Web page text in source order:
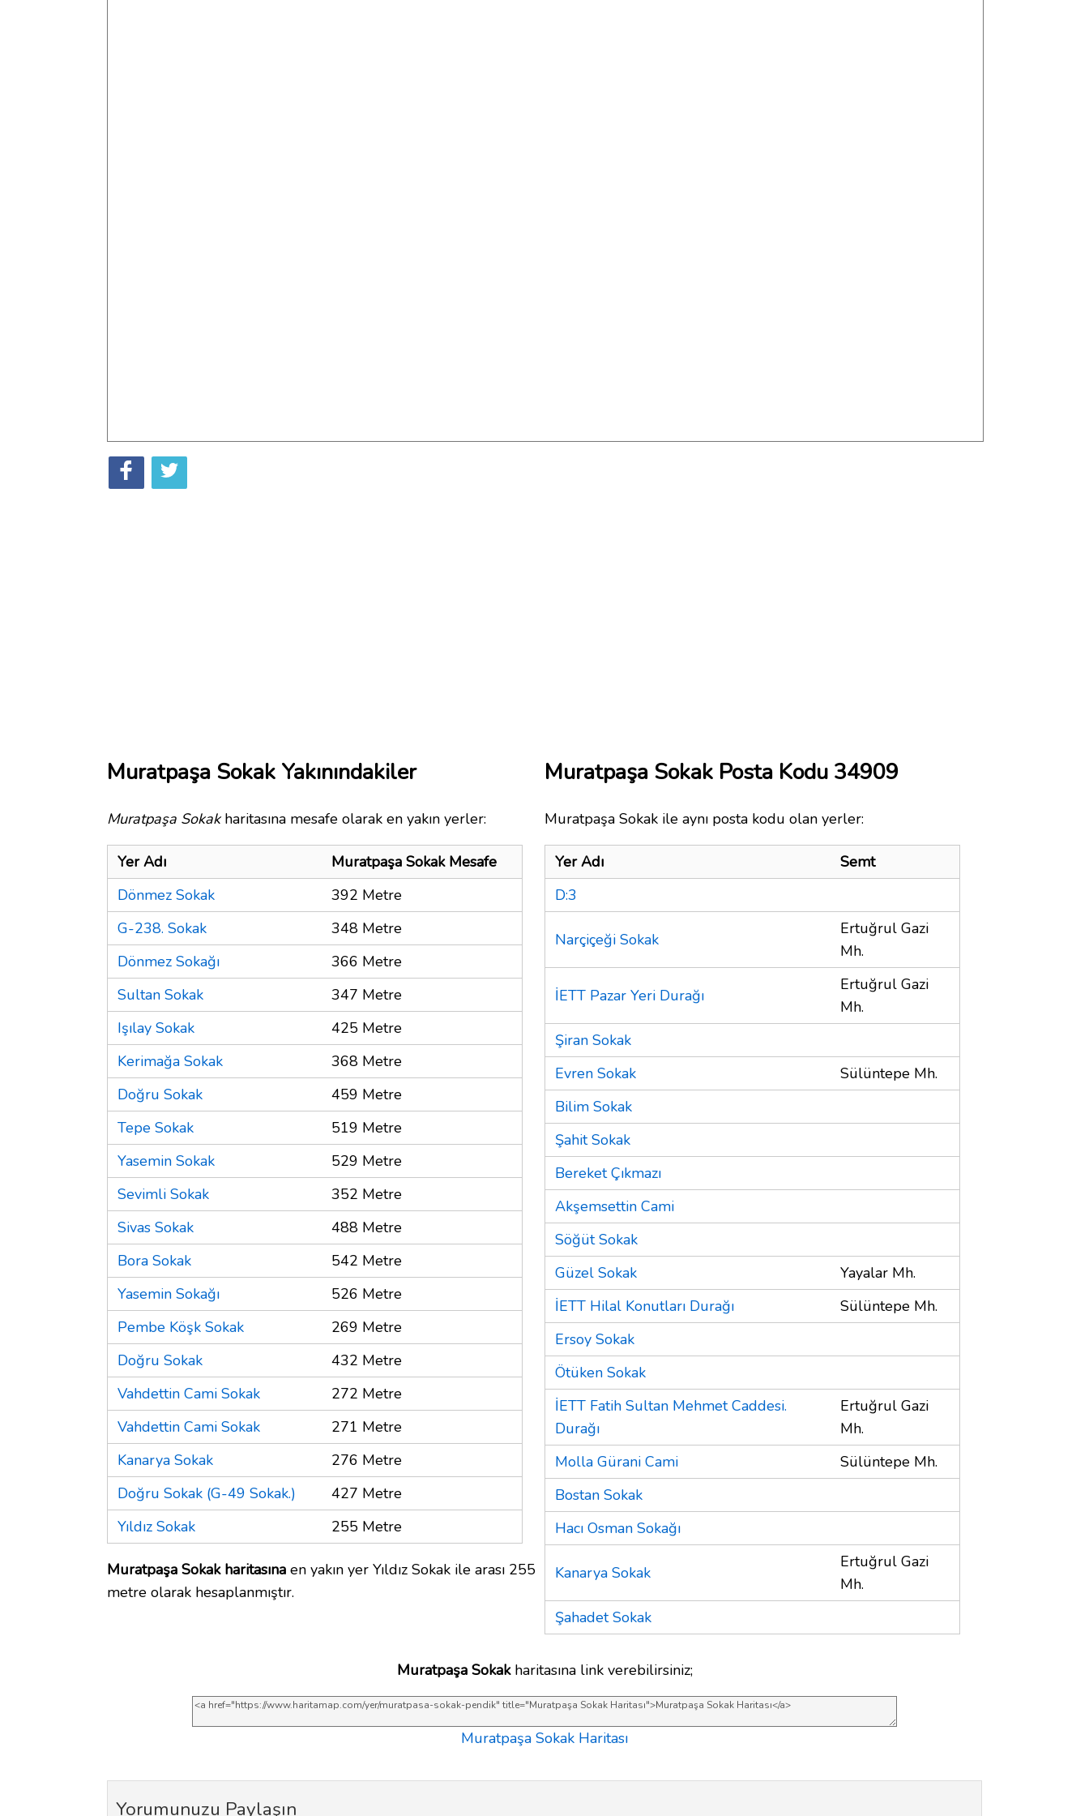
Muratpaşa Sokak Yakınındakiler
Muratpaşa Sokakharitasına mesafe olarak en yakın yerler:
Yer Adı
Muratpaşa Sokak Mesafe
Dönmez Sokak
392 Metre
G-238. Sokak
348 Metre
Dönmez Sokağı
366 Metre
Sultan Sokak
347 Metre
Işılay Sokak
425 Metre
Kerimağa Sokak
368 Metre
Doğru Sokak
459 Metre
Tepe Sokak
519 Metre
Yasemin Sokak
529 Metre
Sevimli Sokak
352 Metre
Sivas Sokak
488 Metre
Bora Sokak
542 Metre
Yasemin Sokağı
526 Metre
Pembe Köşk Sokak
269 Metre
Doğru Sokak
432 Metre
Vahdettin Cami Sokak
272 Metre
Vahdettin Cami Sokak
271 Metre
Kanarya Sokak
276 Metre
Doğru Sokak (G-49 Sokak.)
427 Metre
Yıldız Sokak
255 Metre
Muratpaşa Sokak haritasına en yakın yer Yıldız Sokak ile arası 255
metre olarak hesaplanmıştır.
Muratpaşa Sokak Posta Kodu 34909
Muratpaşa Sokak ile aynı posta kodu olan yerler:
Yer Adı
Semt
D:3
Narçiçeği Sokak
Ertuğrul Gazi
Mh.
İETT Pazar Yeri Durağı
Ertuğrul Gazi
Mh.
Şiran Sokak
Evren Sokak
Sülüntepe Mh.
Bilim Sokak
Şahit Sokak
Bereket Çıkmazı
Akşemsettin Cami
Söğüt Sokak
Güzel Sokak
Yayalar Mh.
İETT Hilal Konutları Durağı
Sülüntepe Mh.
Ersoy Sokak
Ötüken Sokak
İETT Fatih Sultan Mehmet Caddesi.
Durağı
Ertuğrul Gazi
Mh.
Molla Gürani Cami
Sülüntepe Mh.
Bostan Sokak
Hacı Osman Sokağı
Kanarya Sokak
Ertuğrul Gazi
Mh.
Şahadet Sokak
Muratpaşa Sokakharitasına link verebilirsiniz;
Muratpaşa Sokak Haritası
Yorumunuzu Paylaşın